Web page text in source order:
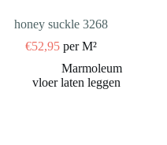
honey suckle 3268
€52,95per M²